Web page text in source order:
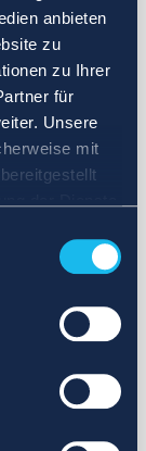
anbieten
zu
zu Ihrer
für
Unsere
mit